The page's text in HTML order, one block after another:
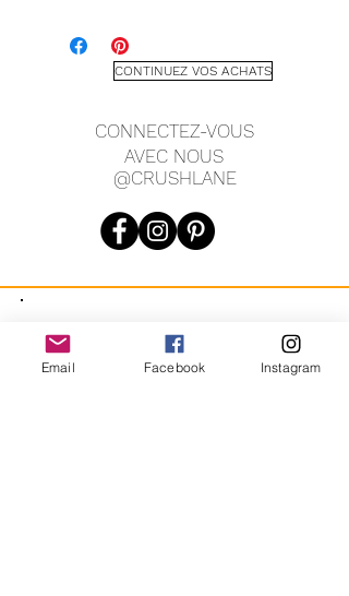
CONTINUEZ VOS ACHATS
CONNECTEZ-VOUS
AVEC NOUS
@CRUSHLANE
JOIN OUR MAILING LIST
Email Facebook Instagram